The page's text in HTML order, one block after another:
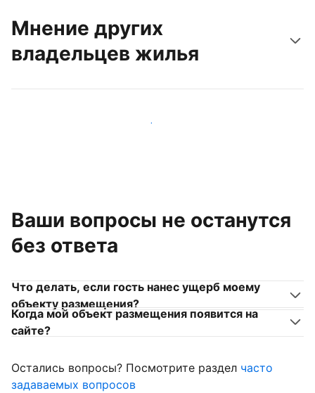
Мнение других
владельцев жилья
Присоединиться к другим владельцам жилья
Ваши вопросы не останутся
без ответа
Что делать, если гость нанес ущерб моему
объекту размещения?
Когда мой объект размещения появится на
сайте?
Остались вопросы? Посмотрите раздел часто
задаваемых вопросов